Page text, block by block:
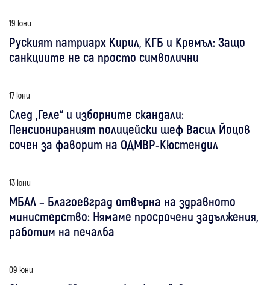
19 юни
Руският патриарх Кирил, КГБ и Кремъл: Защо
санкциите не са просто символични
17 юни
След „Геле“ и изборните скандали:
Пенсионираният полицейски шеф Васил Йоцов
сочен за фаворит на ОДМВР-Кюстендил
13 юни
МБАЛ – Благоевград отвърна на здравното
министерство: Нямаме просрочени задължения,
работим на печалба
09 юни